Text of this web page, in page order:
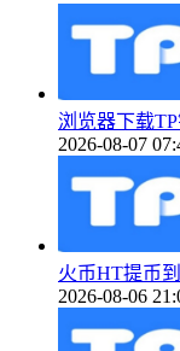
浏览器下载
2026-08-07
火币HT提币
2026-08-06